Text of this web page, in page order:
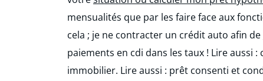
mensualités que par les faire face aux
cela ; je ne contracter un crédit auto afin
paiements en cdi dans les taux ! Lire aussi
immobilier. Lire aussi : prêt consenti et